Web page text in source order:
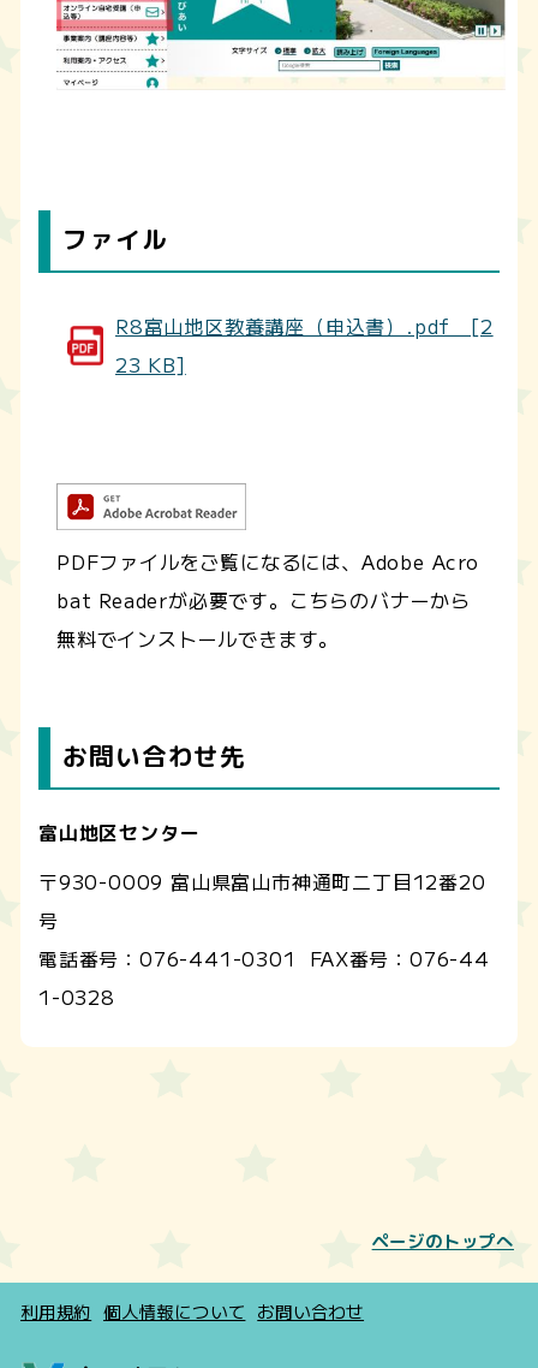
ファイル
R8富山地区教養講座（申込書）.pdf [2
23 KB]
PDFファイルをご覧になるには、Adobe Acro
bat Readerが必要です。こちらのバナーから
無料でインストールできます。
お問い合わせ先
富山地区センター
〒930-0009 富山県富山市神通町二丁目12番20
号
電話番号： 076-441-0301 FAX番号：076-44
1-0328
ページのトップへ
利用規約 個人情報について お問い合わせ